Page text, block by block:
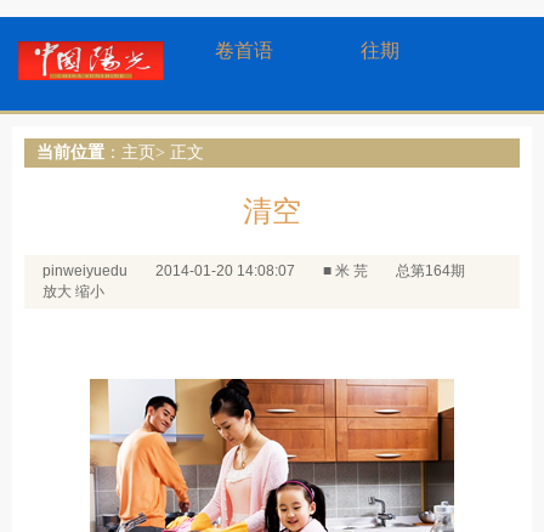
卷首语 往期
当前位置 ： 主页> 正文
清空
pinweiyuedu 2014-01-20 14:08:07 ■ 米 芫
总第164期
放大 缩小